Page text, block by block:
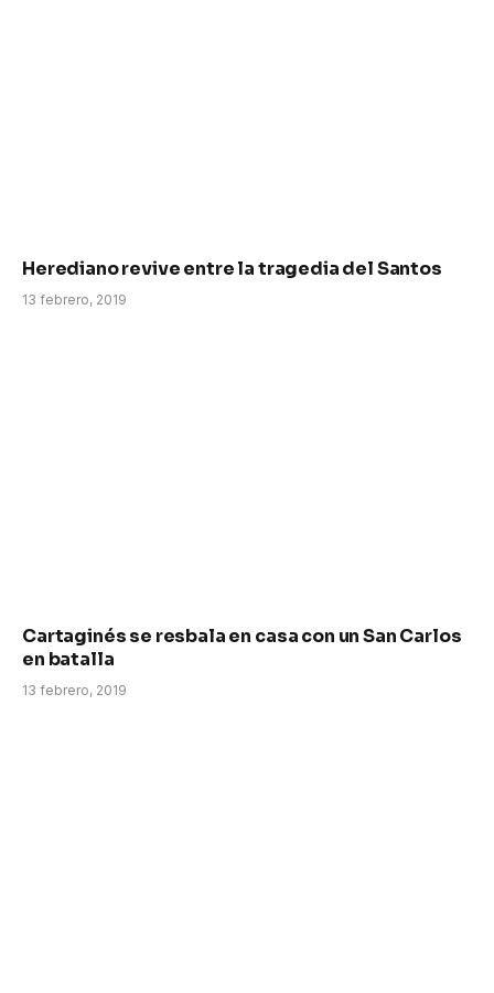
Herediano revive entre la tragedia del Santos
13 febrero, 2019
Cartaginés se resbala en casa con un San Carlos
en batalla
13 febrero, 2019